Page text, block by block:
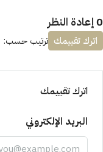
0 إعادة النظر
ترتيب حسب: اترك تقييمك
اترك تقييمك
البريد الإلكتروني